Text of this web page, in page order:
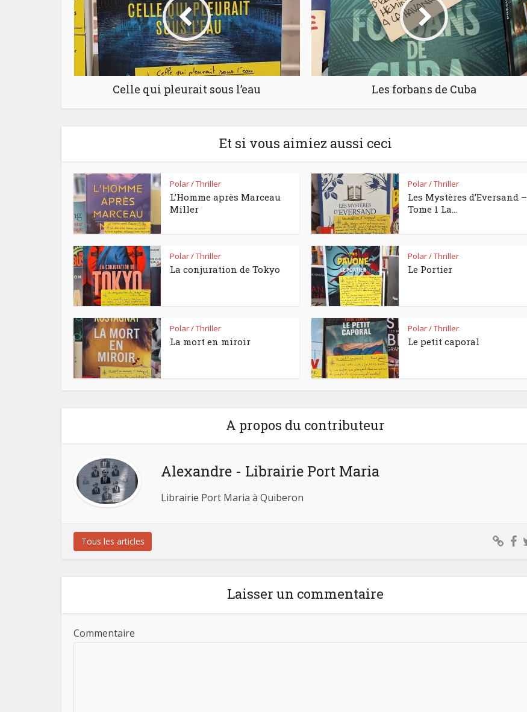
Celle qui pleurait sous l’eau Les forbans de Cuba
Et si vous aimiez aussi ceci
Polar / Thriller
L’Homme après Marceau
Miller
Polar / Thriller
Les Mystères d’Eversand –
Tome 1 La...
Polar / Thriller
La conjuration de Tokyo
Polar / Thriller
Le Portier
Polar / Thriller
La mort en miroir
Polar / Thriller
Le petit caporal
A propos du contributeur
Alexandre - Librairie Port Maria
Librairie Port Maria à Quiberon
Tous les articles
Laisser un commentaire
Commentaire